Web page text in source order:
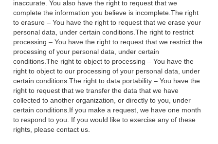
inaccurate. You also have the right to request that we
complete the information you believe is incomplete.The right
to erasure – You have the right to request that we erase your
personal data, under certain conditions.The right to restrict
processing – You have the right to request that we restrict the
processing of your personal data, under certain
conditions.The right to object to processing – You have the
right to object to our processing of your personal data, under
certain conditions.The right to data portability – You have the
right to request that we transfer the data that we have
collected to another organization, or directly to you, under
certain conditions.If you make a request, we have one month
to respond to you. If you would like to exercise any of these
rights, please contact us.